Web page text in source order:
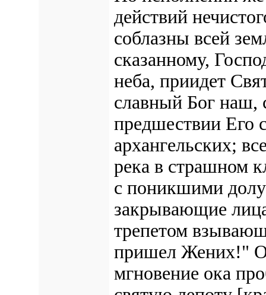
действий
соблазны всей
сказанному,
неба, приидет
славный Бог наш,
предшествии Его
архангельских;
река в страшном
с поникшими
закрывающие
трепетом
пришел Жених!"
мгновение ока